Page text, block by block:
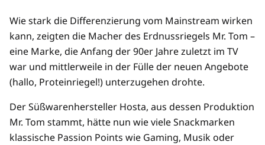
Wie stark die Differenzierung vom Mainstream wirken
kann, zeigten die Macher des Erdnussriegels Mr. Tom –
eine Marke, die Anfang der 90er Jahre zuletzt im TV
war und mittlerweile in der Fülle der neuen Angebote
(hallo, Proteinriegel!) unterzugehen drohte.
Der Süßwarenhersteller Hosta, aus dessen Produktion
Mr. Tom stammt, hätte nun wie viele Snackmarken
klassische Passion Points wie Gaming, Musik oder